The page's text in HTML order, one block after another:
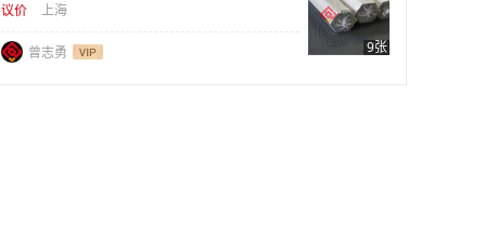
议价 上海
曾志勇 9张